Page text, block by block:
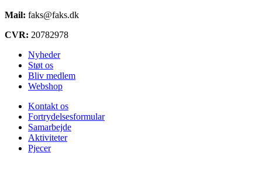
Mail: faks@faks.dk
CVR: 20782978
Nyheder
Støt os
Bliv medlem
Webshop
Kontakt os
Fortrydelsesformular
Samarbejde
Aktiviteter
Pjecer